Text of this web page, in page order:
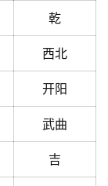
乾
西北
开阳
武曲
吉